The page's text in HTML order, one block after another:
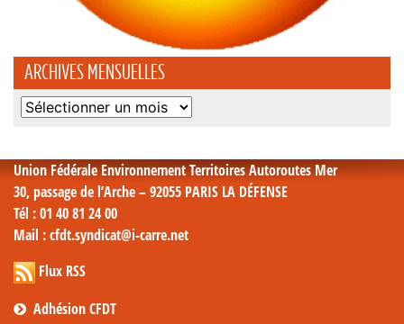
ARCHIVES MENSUELLES
Archives
Union Fédérale Environnement Territoires Autoroutes Mer
30, passage de l’Arche – 92055 PARIS LA DÉFENSE
Tél : 01 40 81 24 00
Mail : cfdt.syndicat@i-carre.net
Flux RSS
Adhésion CFDT